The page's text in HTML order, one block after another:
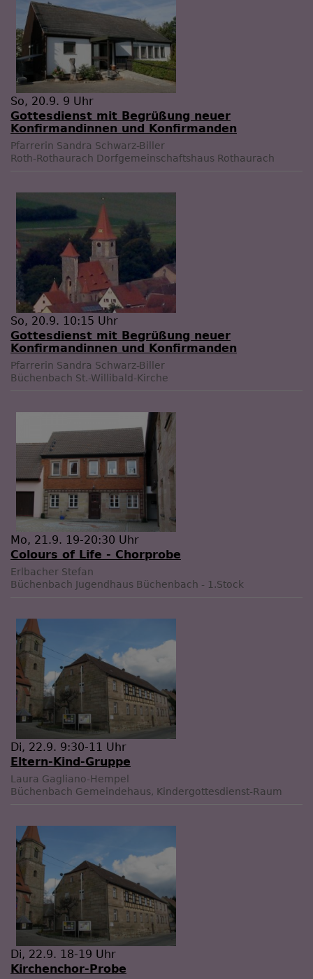
So, 20.9. 9 Uhr
Gottesdienst mit Begrüßung neuer
Konfirmandinnen und Konfirmanden
Pfarrerin Sandra Schwarz-Biller
Roth-Rothaurach Dorfgemeinschaftshaus Rothaurach
So, 20.9. 10:15 Uhr
Gottesdienst mit Begrüßung neuer
Konfirmandinnen und Konfirmanden
Pfarrerin Sandra Schwarz-Biller
Büchenbach St.-Willibald-Kirche
Mo, 21.9. 19-20:30 Uhr
Colours of Life - Chorprobe
Erlbacher Stefan
Büchenbach Jugendhaus Büchenbach - 1.Stock
Di, 22.9. 9:30-11 Uhr
Eltern-Kind-Gruppe
Laura Gagliano-Hempel
Büchenbach Gemeindehaus, Kindergottesdienst-Raum
Di, 22.9. 18-19 Uhr
Kirchenchor-Probe